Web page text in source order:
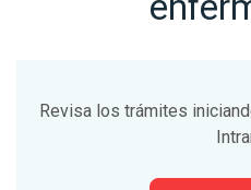
Revisa los trámites